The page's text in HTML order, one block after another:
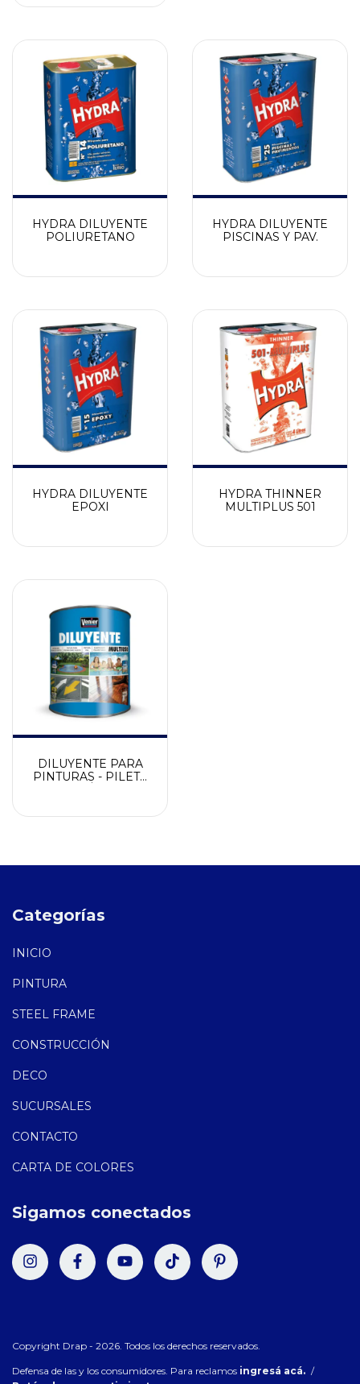
HYDRA DILUYENTE
POLIURETANO
HYDRA DILUYENTE
PISCINAS Y PAV.
HYDRA DILUYENTE
EPOXI
HYDRA THINNER
MULTIPLUS 501
DILUYENTE PARA
PINTURAS - PILETA
Categorías
INICIO
PINTURA
STEEL FRAME
CONSTRUCCIÓN
DECO
SUCURSALES
CONTACTO
CARTA DE COLORES
Sigamos conectados
Copyright Drap - 2026. Todos los derechos reservados.
Defensa de las y los consumidores. Para reclamos ingresá acá. /